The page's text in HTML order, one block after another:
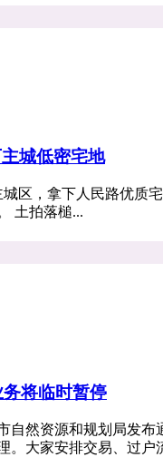
城低密宅地
区，拿下人民路优质
土拍落槌...
将临时暂停
自然资源和规划局发
。大家安排交易、过